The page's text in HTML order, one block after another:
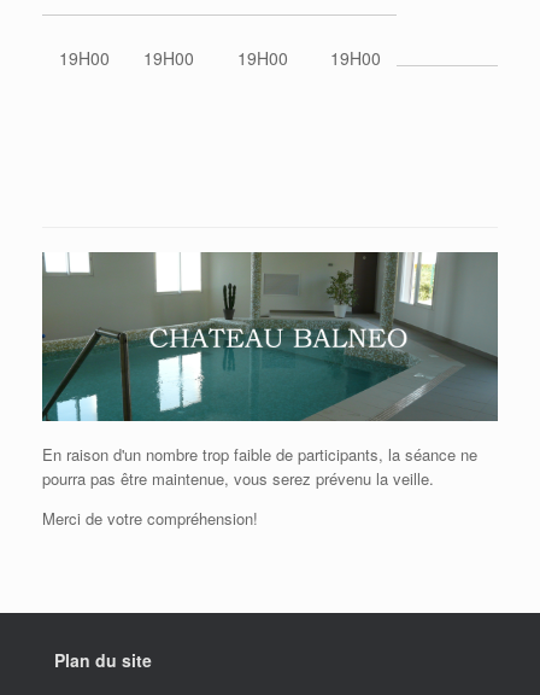
19H00 19H00 19H00 19H00
En raison d'un nombre trop faible de participants, la séance ne
pourra pas être maintenue, vous serez prévenu la veille.
Merci de votre compréhension!
Plan du site